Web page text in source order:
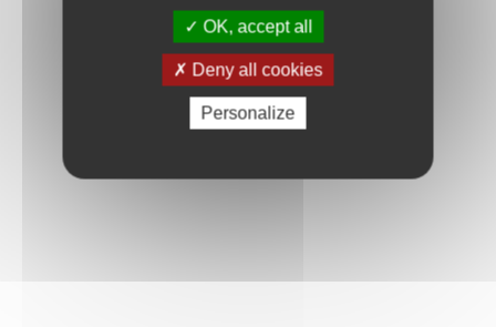
OK, accept all
Deny all cookies
Personalize